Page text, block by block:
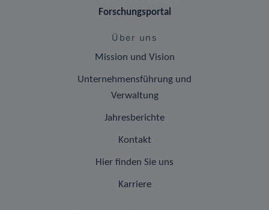
Forschungsportal
Über uns
Mission und Vision
Unternehmensführung und
Verwaltung
Jahresberichte
Kontakt
Hier finden Sie uns
Karriere